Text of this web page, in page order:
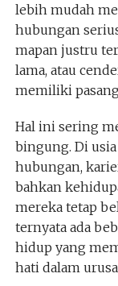
lebih mudah
hubungan
mapan justru
lama, atau
memiliki
Hal ini sering
bingung. Di
hubungan,
bahkan
mereka tetap
ternyata ada
hidup yang
hati dalam